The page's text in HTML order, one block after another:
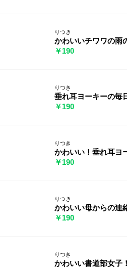
りつき
かわいいチワワの雨
￥190
りつき
垂れ耳ヨーキーの毎
￥190
りつき
かわいい！垂れ耳ヨ
￥190
りつき
かわいい母からの連
￥190
りつき
かわいい書道部女子！